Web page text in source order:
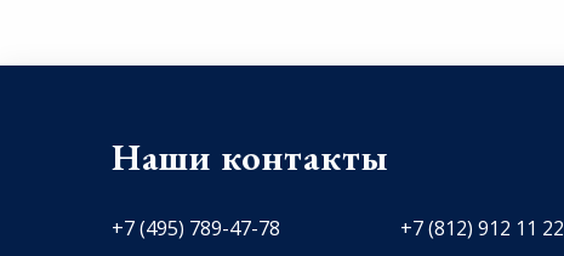
Наши контакты
+7 (495) 789-47-78
+7 (812) 912 11 22